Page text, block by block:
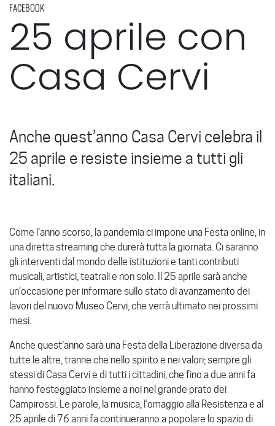
FACEBOOK
25 aprile con
Casa Cervi
Anche quest’anno Casa Cervi celebra il
25 aprile e resiste insieme a tutti gli
italiani.
Come l’anno scorso, la pandemia ci impone una Festa online, in
una diretta streaming che durerà tutta la giornata. Ci saranno
gli interventi dal mondo delle istituzioni e tanti contributi
musicali, artistici, teatrali e non solo. Il 25 aprile sarà anche
un’occasione per informare sullo stato di avanzamento dei
lavori del nuovo Museo Cervi, che verrà ultimato nei prossimi
mesi.
Anche quest’anno sarà una Festa della Liberazione diversa da
tutte le altre, tranne che nello spirito e nei valori; sempre gli
stessi di Casa Cervi e di tutti i cittadini, che fino a due anni fa
hanno festeggiato insieme a noi nel grande prato dei
Campirossi. Le parole, la musica, l’omaggio alla Resistenza e al
25 aprile di 76 anni fa continueranno a popolare lo spazio di